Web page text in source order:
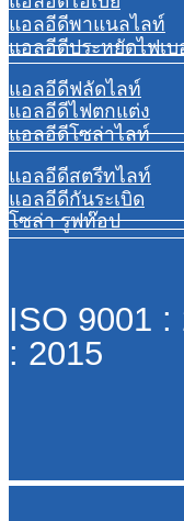
แอลอีดีพาแนลไลท์
แอลอีดีประหยัดไฟเบ
แอลอีดีฟลัดไลท์
แอลอีดีไฟตกแต่ง
แอลอีดีโซล่าไลท์
แอลอีดีสตรีทไลท์
แอลอีดีกันระเบิด
โซล่า รูฟท๊อป
ISO 9001
: 2015